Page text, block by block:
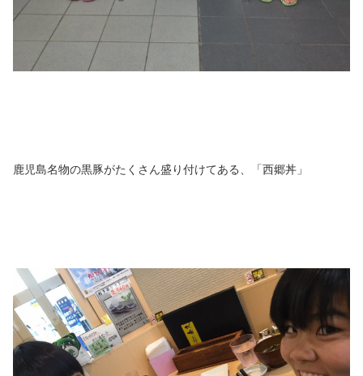
鹿児島名物の黒豚がたくさん盛り付けてある、「西郷丼」